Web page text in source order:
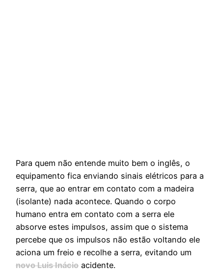
Para quem não entende muito bem o inglês, o
equipamento fica enviando sinais elétricos para a
serra, que ao entrar em contato com a madeira
(isolante) nada acontece. Quando o corpo
humano entra em contato com a serra ele
absorve estes impulsos, assim que o sistema
percebe que os impulsos não estão voltando ele
aciona um freio e recolhe a serra, evitando um
novo Luis Inácio acidente.